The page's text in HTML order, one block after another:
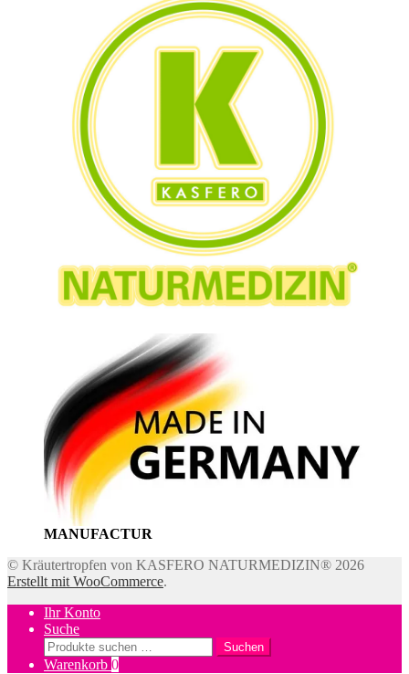
MANUFACTUR
© Kräutertropfen von KASFERO NATURMEDIZIN® 2026
Erstellt mit WooCommerce.
Ihr Konto
Suche
Suchen
nach:
Suchen
Warenkorb 0